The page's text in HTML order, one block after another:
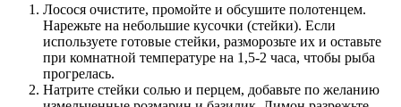
Лосося очистите, промойте и обсушите полотенцем.
Нарежьте на небольшие кусочки (стейки). Если
используете готовые стейки, разморозьте их и оставьте
при комнатной температуре на 1,5-2 часа, чтобы рыба
прогрелась.
Натрите стейки солью и перцем, добавьте по желанию